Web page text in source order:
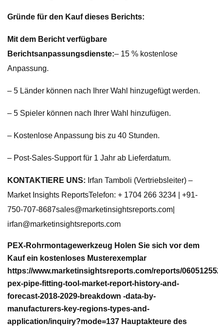
Gründe für den Kauf dieses Berichts:
Mit dem Bericht verfügbare
Berichtsanpassungsdienste:– 15 % kostenlose
Anpassung.
– 5 Länder können nach Ihrer Wahl hinzugefügt werden.
– 5 Spieler können nach Ihrer Wahl hinzufügen.
– Kostenlose Anpassung bis zu 40 Stunden.
– Post-Sales-Support für 1 Jahr ab Lieferdatum.
KONTAKTIERE UNS: Irfan Tamboli (Vertriebsleiter) –
Market Insights ReportsTelefon: + 1704 266 3234 | +91-
750-707-8687sales@marketinsightsreports.com
irfan@marketinsightsreports.com
PEX-Rohrmontagewerkzeug Holen Sie sich vor dem
Kauf ein kostenloses Musterexemplar
https://www.marketinsightsreports.com/reports/
pex-pipe-fitting-tool-market-report-history-and-
forecast-2018-2029-breakdown -data-by-
manufacturers-key-regions-types-and-
application/inquiry?mode=137 Hauptakteure des